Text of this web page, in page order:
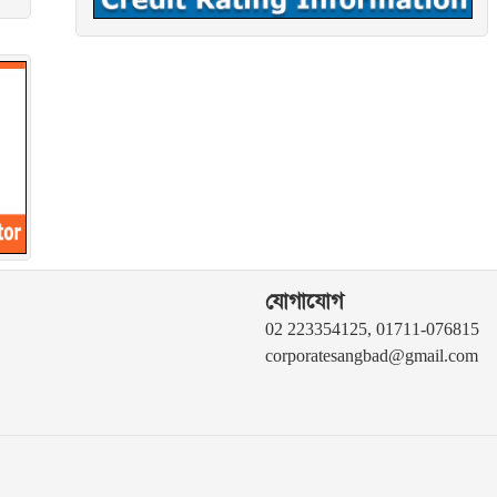
যোগাযোগ
02 223354125, 01711-076815
corporatesangbad@gmail.com